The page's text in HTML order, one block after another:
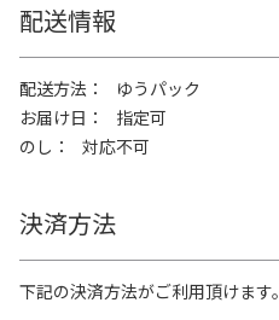
配送情報
配送方法
ゆうパック
お届け日
指定可
のし
対応不可
決済方法
下記の決済方法がご利用頂けます。